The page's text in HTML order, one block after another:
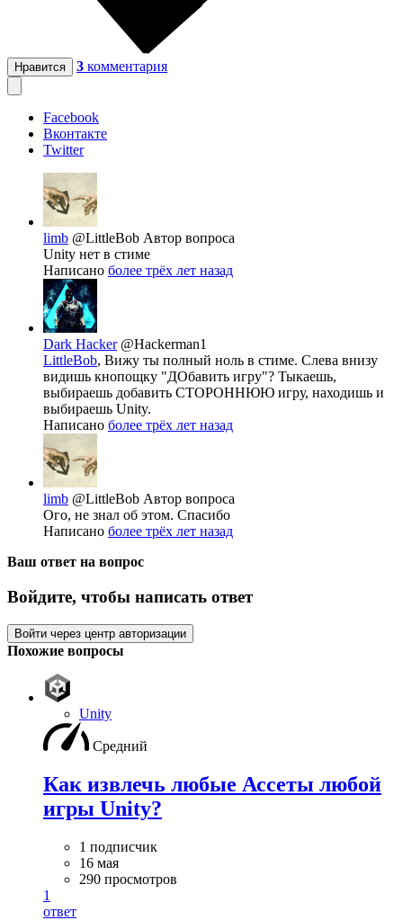
Нравится 3 комментария
Facebook
Вконтакте
Twitter
limb @LittleBob Автор вопроса
Unity нет в стиме
Написано более трёх лет назад
Dark Hacker @Hackerman1
LittleBob, Вижу ты полный ноль в стиме. Слева внизу
видишь кнопощку "ДОбавить игру"? Тыкаешь,
выбираешь добавить СТОРОННЮЮ игру, находишь и
выбираешь Unity.
Написано более трёх лет назад
limb @LittleBob Автор вопроса
Ого, не знал об этом. Спасибо
Написано более трёх лет назад
Ваш ответ на вопрос
Войдите, чтобы написать ответ
Войти через центр авторизации
Похожие вопросы
Unity
Средний
Как извлечь любые Ассеты любой
игры Unity?
1 подписчик
16 мая
290 просмотров
1
ответ